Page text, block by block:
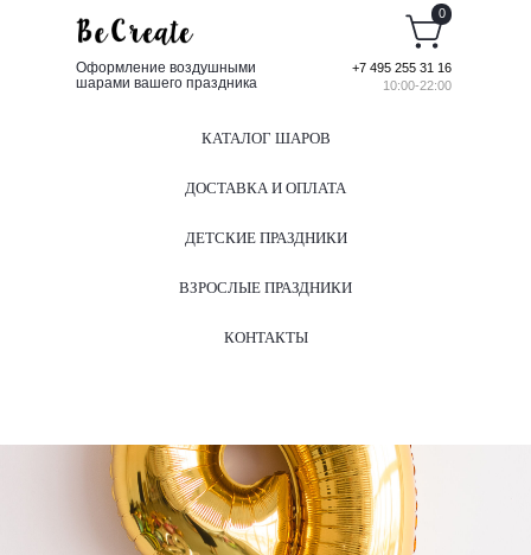
Оформление воздушными
шарами вашего праздника
+7 495 255 31 16
10:00-22:00
0
КАТАЛОГ ШАРОВ
ДОСТАВКА И ОПЛАТА
ДЕТСКИЕ ПРАЗДНИКИ
ВЗРОСЛЫЕ ПРАЗДНИКИ
КОНТАКТЫ